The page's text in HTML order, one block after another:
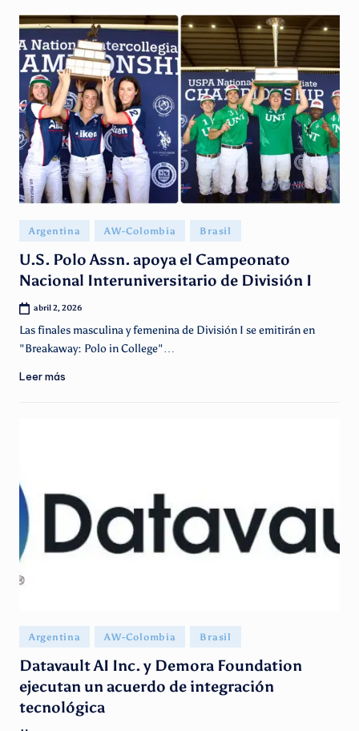
Publicado
en
Argentina AW-Colombia Brasil
U.S. Polo Assn. apoya el Campeonato
Nacional Interuniversitario de División I
abril 2, 2026
Las finales masculina y femenina de División I se emitirán en
"Breakaway: Polo in College"…
Leer más
Publicado
en
Argentina AW-Colombia Brasil
Datavault AI Inc. y Demora Foundation
ejecutan un acuerdo de integración
tecnológica